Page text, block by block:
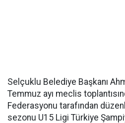
Selçuklu Belediye Başkanı
Temmuz ayı meclis
Federasyonu tarafından
sezonu U15 Ligi Türkiye